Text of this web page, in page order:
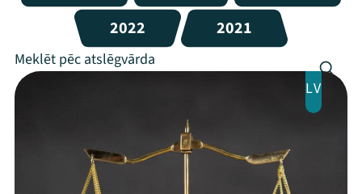
2022
2021
LV